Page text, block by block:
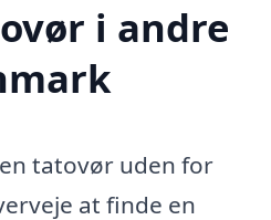
i andre
tatovør uden for
at finde en